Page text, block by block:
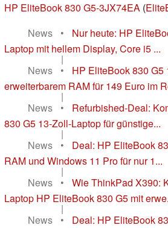
HP EliteBook 830 G5-3JX74EA (
News
•
Nur heute: HP
Laptop mit hellem Display, Core i5 ...
|
News
•
HP EliteBook 830 G5
erweiterbarem RAM für 149 Euro im
|
News
•
Refurbished-Deal:
830 G5 13-Zoll-Laptop für günstige...
|
News
•
Deal: HP EliteBook
RAM und Windows 11 Pro für nur 1...
|
News
•
Wie ThinkPad X390:
Laptop HP EliteBook 830 G5 mit
|
News
•
Deal: HP EliteBook